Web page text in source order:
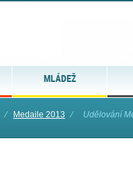
MLÁDEŽ
⁄ Medaile 2013 ⁄ Udělování